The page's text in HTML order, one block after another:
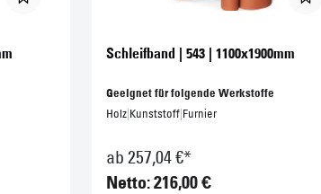
Schleifband | 543 | 1100x1900mm
Geeignet für folgende Werkstoffe
Holz|Kunststoff|Furnier
ab 257,04 €*
Netto: 216,00 €